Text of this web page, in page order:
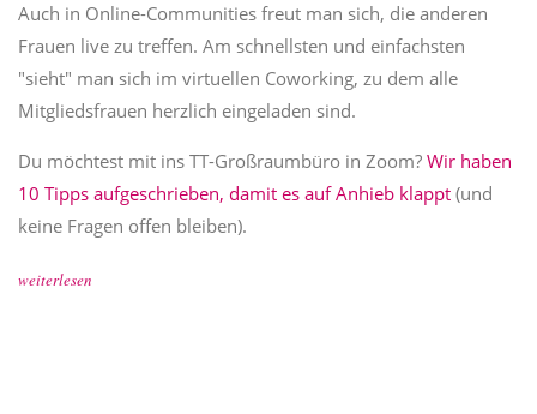
Auch in Online-Communities freut man sich, die anderen
Frauen live zu treffen. Am schnellsten und einfachsten
"sieht" man sich im virtuellen Coworking, zu dem alle
Mitgliedsfrauen herzlich eingeladen sind.
Du möchtest mit ins TT-Großraumbüro in Zoom? Wir haben
10 Tipps aufgeschrieben, damit es auf Anhieb klappt (und
keine Fragen offen bleiben).
weiterlesen